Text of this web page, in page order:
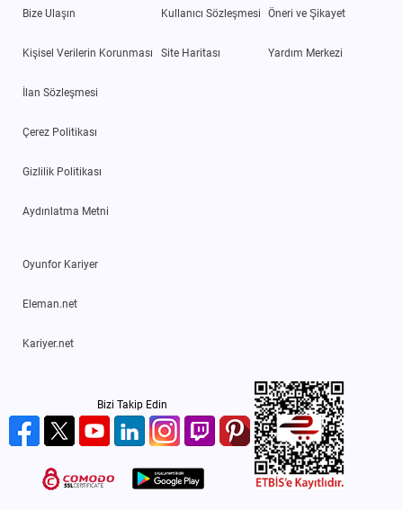
Bize Ulaşın
Kişisel Verilerin Korunması
İlan Sözleşmesi
Çerez Politikası
Gizlilik Politikası
Aydınlatma Metni
Kullanıcı Sözleşmesi
Site Haritası
Öneri ve Şikayet
Yardım Merkezi
Oyunfor Kariyer
Eleman.net
Kariyer.net
Bizi Takip Edin